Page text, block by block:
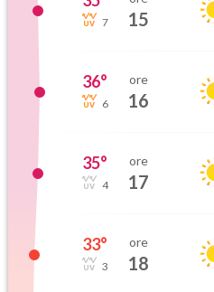
7 15
36°
6
ore
16
35°
4
ore
17
33°
3
ore
18